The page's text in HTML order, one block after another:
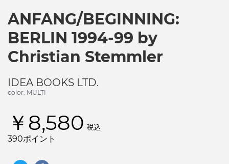
ANFANG/BEGINNING:
BERLIN 1994-99 by
Christian Stemmler
IDEA BOOKS LTD.
color: MULTI
￥8,580 税込
390ポイント